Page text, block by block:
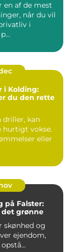
en af de mest
når du vil
i
i Kolding:
du den rette
driller, kan
hurtigt vokse.
eller
Falster:
grønne
og
ejendom,